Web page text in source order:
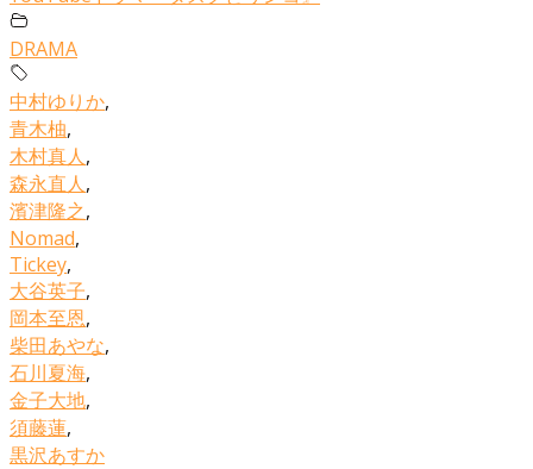
DRAMA
中村ゆりか,
青木柚,
木村真人,
森永直人,
濱津隆之,
Nomad,
Tickey,
大谷英子,
岡本至恩,
柴田あやな,
石川夏海,
金子大地,
須藤蓮,
黒沢あすか